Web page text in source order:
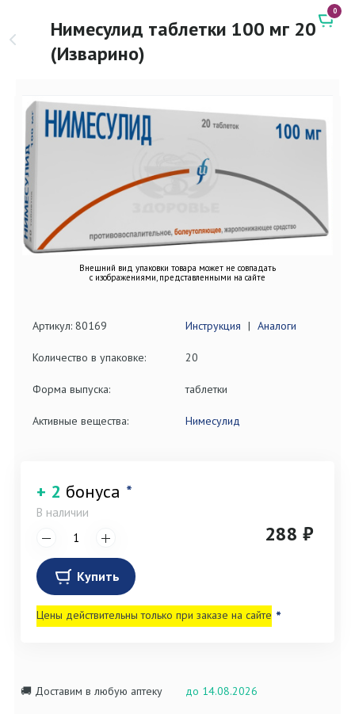
Нимесулид таблетки 100 мг 20
(Изварино)
0
Внешний вид упаковки товара может не совпадать
с изображениями, представленными на сайте
Артикул: 80169 Инструкция | Аналоги
Количество в упаковке: 20
Форма выпуска: таблетки
Активные вещества: Нимесулид
+ 2 бонуса *
В наличии
288 ₽
Купить
Цены действительны только при заказе на сайте *
🚚 Доставим в любую аптеку до 14.08.2026